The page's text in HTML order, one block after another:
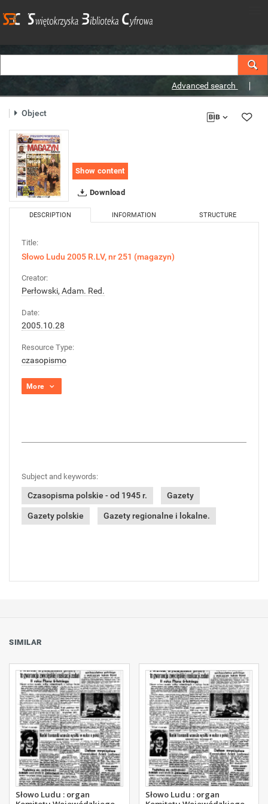
Advanced search
Object
Show content
Download
DESCRIPTION INFORMATION STRUCTURE
Title:
Słowo Ludu 2005 R.LV, nr 251 (magazyn)
Creator:
Perłowski, Adam. Red.
Date:
2005.10.28
Resource Type:
czasopismo
More
Subject and keywords:
Czasopisma polskie - od 1945 r. Gazety
Gazety polskie Gazety regionalne i lokalne.
SIMILAR
Słowo Ludu : organ
Słowo Ludu : organ